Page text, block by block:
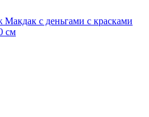
с деньгами с красками
см